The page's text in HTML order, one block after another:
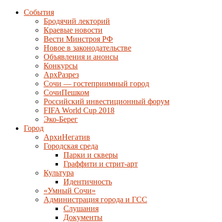
События
Бродячий лекторий
Краевые новости
Вести Минстроя РФ
Новое в законодательстве
Объявления и анонсы
Конкурсы
АрхРазрез
Сочи — гостеприимный город
СочиПешком
Российский инвестиционный форум
FIFA World Cup 2018
Эко-Берег
Город
АрхиНегатив
Городская среда
Парки и скверы
Граффити и стрит-арт
Культура
Идентичность
«Умный Сочи»
Администрация города и ГСС
Слушания
Документы